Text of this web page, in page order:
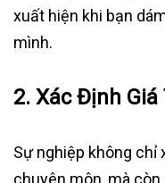
xuất hiện khi bạn
mình.
2. Xác Định Giá
Sự nghiệp không chỉ
chuyên môn, mà